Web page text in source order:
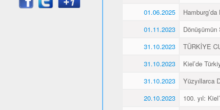
01.06.2025
01.11.2023
Dönüşümün
31.10.2023
TÜRKİYE
31.10.2023
Kiel’de
31.10.2023
Yüzyıllarca
20.10.2023
100. yıl: